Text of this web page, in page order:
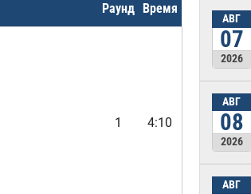
Раунд Время
1 4:10
АВГ
07
2026
АВГ
08
2026
АВГ